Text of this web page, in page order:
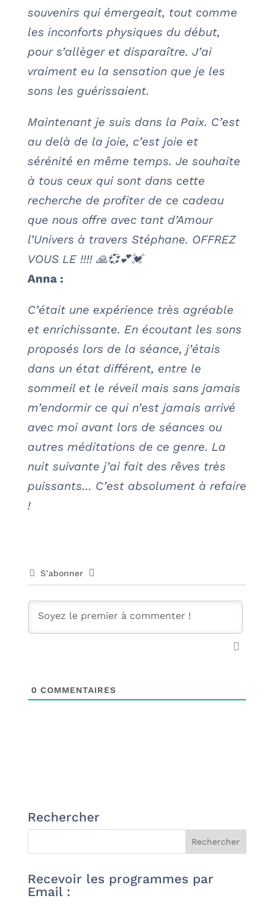
souvenirs qui émergeait, tout comme
les inconforts physiques du début,
pour s’allèger et disparaître. J’ai
vraiment eu la sensation que je les
sons les guérissaient.
Maintenant je suis dans la Paix. C’est
au delà de la joie, c’est joie et
sérénité en même temps. Je souhaite
à tous ceux qui sont dans cette
recherche de profiter de ce cadeau
que nous offre avec tant d’Amour
l’Univers à travers Stéphane. OFFREZ
VOUS LE !!!! 🙏💞💕💓
Anna :
C’était une expérience très agréable
et enrichissante. En écoutant les sons
proposés lors de la séance, j’étais
dans un état différent, entre le
sommeil et le réveil mais sans jamais
m’endormir ce qui n’est jamais arrivé
avec moi avant lors de séances ou
autres méditations de ce genre. La
nuit suivante j’ai fait des rêves très
puissants… C’est absolument à refaire
!
S’abonner
0 COMMENTAIRES
Rechercher
Recevoir les programmes par
Email :